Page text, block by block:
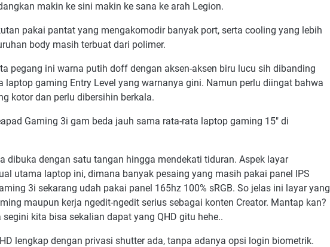
makin ke sini makin ke sana ke arah Legion.
pakai pantat yang mengakomodir banyak port, serta cooling yang lebih
body masih terbuat dari polimer.
pegang ini warna putih doff dengan aksen-aksen biru lucu sih dibanding
laptop gaming Entry Level yang warnanya gini. Namun perlu diingat bahwa
kotor dan perlu dibersihin berkala.
Gaming 3i gam beda jauh sama rata-rata laptop gaming 15" di
dibuka dengan satu tangan hingga mendekati tiduran. Aspek layar
utama laptop ini, dimana banyak pesaing yang masih pakai panel IPS
3i sekarang udah pakai panel 165hz 100% sRGB. So jelas ini layar yang
maupun kerja ngedit-ngedit serius sebagai konten Creator. Mantap kan?
kita bisa sekalian dapat yang QHD gitu hehe..
lengkap dengan privasi shutter ada, tanpa adanya opsi login biometrik.